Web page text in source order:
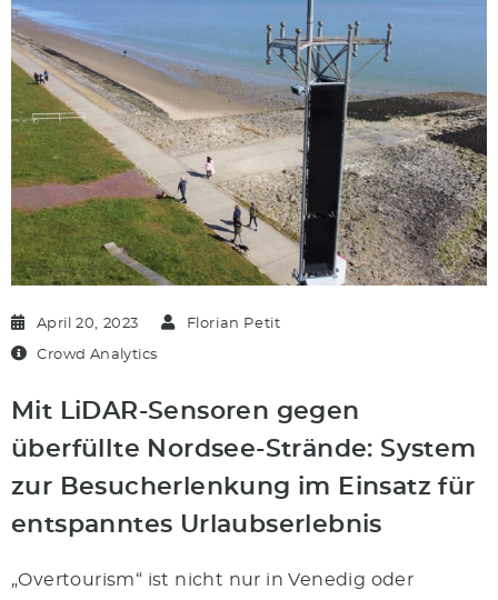
April 20, 2023 Florian Petit
Crowd Analytics
Mit LiDAR-Sensoren gegen
überfüllte Nordsee-Strände: System
zur Besucherlenkung im Einsatz für
entspanntes Urlaubserlebnis
„Overtourism“ ist nicht nur in Venedig oder